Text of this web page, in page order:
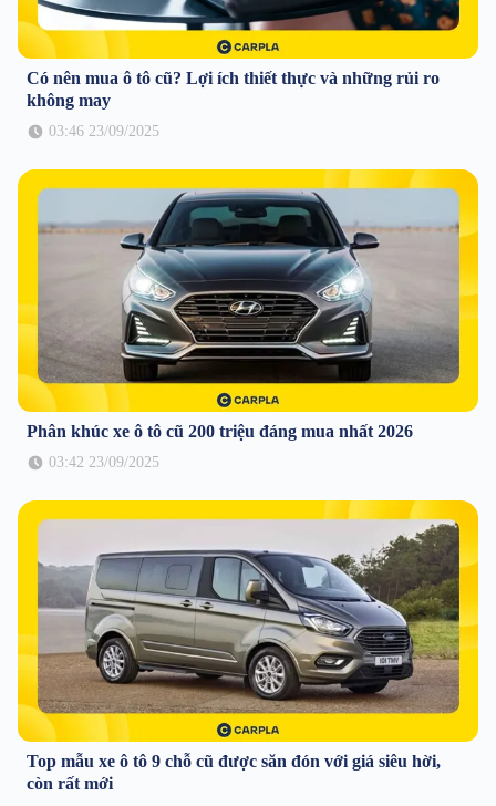
Có nên mua ô tô cũ? Lợi ích thiết thực và những rủi ro
không may
03:46 23/09/2025
Phân khúc xe ô tô cũ 200 triệu đáng mua nhất 2026
03:42 23/09/2025
Top mẫu xe ô tô 9 chỗ cũ được săn đón với giá siêu hời,
còn rất mới